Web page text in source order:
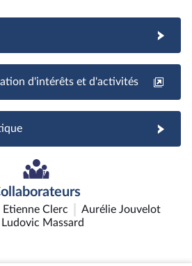
d'intérêts et d'activités
Etienne Clerc
Aurélie Jouvelot
Ludovic Massard